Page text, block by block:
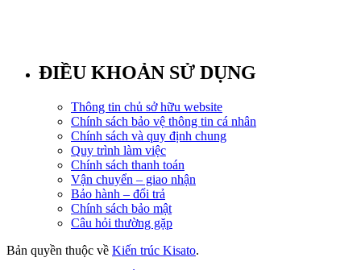
ĐIỀU KHOẢN SỬ DỤNG
Thông tin chủ sở hữu website
Chính sách bảo vệ thông tin cá nhân
Chính sách và quy định chung
Quy trình làm việc
Chính sách thanh toán
Vận chuyển – giao nhận
Bảo hành – đổi trả
Chính sách bảo mật
Câu hỏi thường gặp
Bản quyền thuộc về Kiến trúc Kisato.